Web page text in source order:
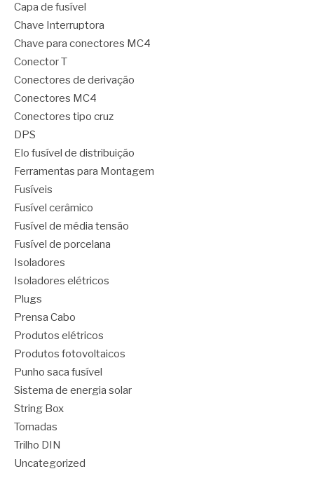
Capa de fusível
Chave Interruptora
Chave para conectores MC4
Conector T
Conectores de derivação
Conectores MC4
Conectores tipo cruz
DPS
Elo fusível de distribuição
Ferramentas para Montagem
Fusíveis
Fusível cerâmico
Fusível de média tensão
Fusível de porcelana
Isoladores
Isoladores elétricos
Plugs
Prensa Cabo
Produtos elétricos
Produtos fotovoltaicos
Punho saca fusível
Sistema de energia solar
String Box
Tomadas
Trilho DIN
Uncategorized